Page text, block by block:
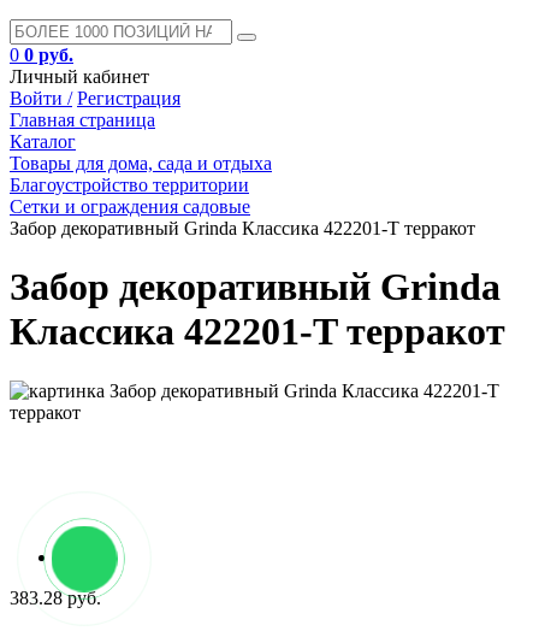
0 0 руб.
Личный кабинет
Войти / Регистрация
Главная страница
Каталог
Товары для дома, сада и отдыха
Благоустройство территории
Сетки и ограждения садовые
Забор декоративный Grinda Классика 422201-T терракот
Забор декоративный Grinda
Классика 422201-T терракот
383.28 руб.